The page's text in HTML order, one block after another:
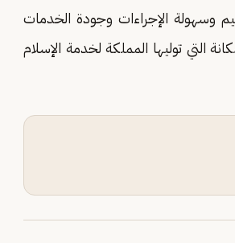
وسهولة الإجراءات وجودة الخدمات
التي توليها المملكة لخدمة الإسلام